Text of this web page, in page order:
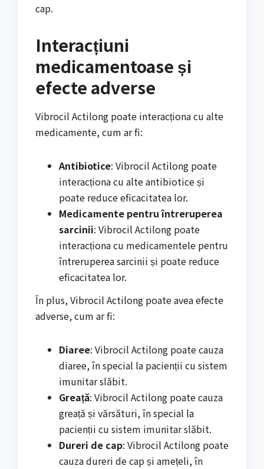
cap.
Interacțiuni
medicamentoase și
efecte adverse
Vibrocil Actilong poate interacționa cu alte
medicamente, cum ar fi:
Antibiotice: Vibrocil Actilong poate
interacționa cu alte antibiotice și
poate reduce eficacitatea lor.
Medicamente pentru întreruperea
sarcinii: Vibrocil Actilong poate
interacționa cu medicamentele pentru
întreruperea sarcinii și poate reduce
eficacitatea lor.
În plus, Vibrocil Actilong poate avea efecte
adverse, cum ar fi:
Diaree: Vibrocil Actilong poate cauza
diaree, în special la pacienții cu sistem
imunitar slăbit.
Greață: Vibrocil Actilong poate cauza
greață și vărsături, în special la
pacienții cu sistem imunitar slăbit.
Dureri de cap: Vibrocil Actilong poate
cauza dureri de cap și amețeli, în